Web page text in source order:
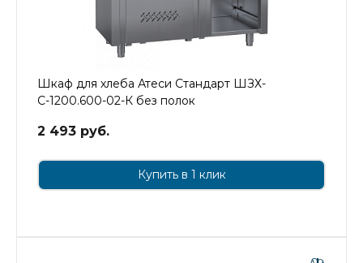
Шкаф для хлеба Атеси Стандарт ШЗХ-
С-1200.600-02-К без полок
2 493 руб.
Купить в 1 клик